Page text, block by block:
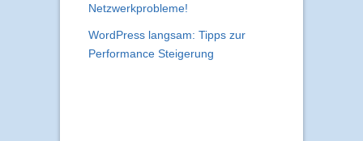
Netzwerkprobleme!
WordPress langsam: Tipps zur
Performance Steigerung